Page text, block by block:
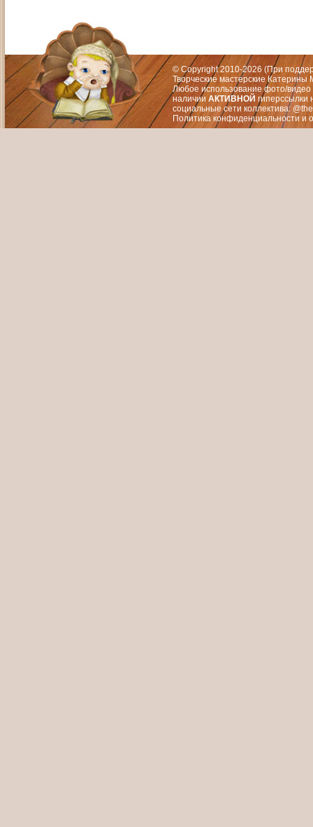
© Copyright 2010-2026 (При
Творческие мастерские
Любое использование фото/видео
наличии АКТИВНОЙ гиперссылки
социальные сети коллектива:
Политика конфиденциальности и